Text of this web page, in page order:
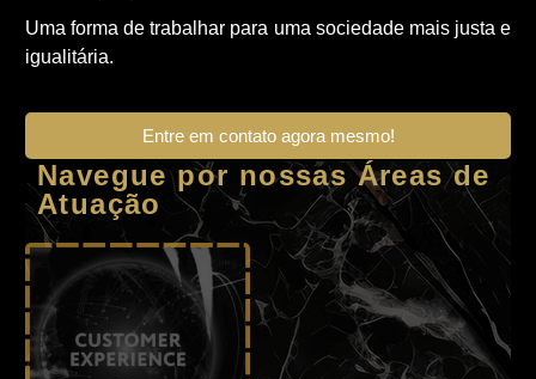
Uma forma de trabalhar para uma sociedade mais justa e
igualitária.
Entre em contato agora mesmo!
Navegue por nossas Áreas de
Atuação